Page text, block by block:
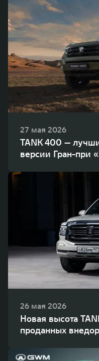
27 мая 2026
TANK 400 —
версии Гран-при
26 мая 2026
Новая высота
проданных